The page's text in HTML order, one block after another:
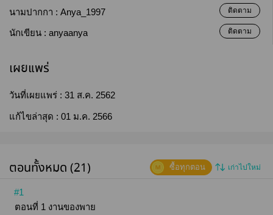
นามปากกา : Anya_1997 ติดตาม
นักเขียน : anyaanya ติดตาม
เผยแพร่
วันที่เผยแพร่ : 31 ส.ค. 2562
แก้ไขล่าสุด : 01 ม.ค. 2566
ตอนทั้งหมด (21) เก่าไปใหม่
ซื้อทุกตอน
#1
ตอนที่ 1 งานของพาย